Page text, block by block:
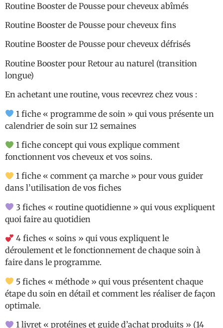
Routine Booster de Pousse pour cheveux abîmés
Routine Booster de Pousse pour cheveux fins
Routine Booster de Pousse pour cheveux défrisés
Routine Booster pour Retour au naturel (transition
longue)
En achetant une routine, vous recevrez chez vous :
1 fiche « programme de soin » qui vous présente un
calendrier de soin sur 12 semaines
1 fiche concept qui vous explique comment
fonctionnent vos cheveux et vos soins.
1 fiche « comment ça marche » pour vous guider
dans l’utilisation de vos fiches
3 fiches « routine quotidienne » qui vous expliquent
quoi faire au quotidien
4 fiches « soins » qui vous expliquent le
déroulement et le fonctionnement de chaque soin à
faire dans le programme.
5 fiches « méthode » qui vous présentent chaque
étape du soin en détail et comment les réaliser de façon
optimale.
1 livret « protéines et guide d’achat produits » (14